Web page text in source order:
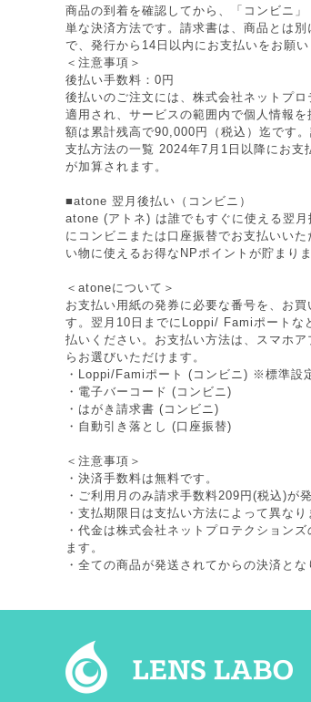
商品の到着を確認してから、「コンビニ
単な決済方法です。請求書は、商品とは
で、発行から14日以内にお支払いをお願い
＜注意事項＞
後払い手数料：0円
後払いのご注文には、株式会社ネットプ
適用され、サービスの範囲内で個人情報
額は累計残高で90,000円（税込）迄です
支払方法の一覧 2024年7月1日以降にお支
が加算されます。
■atone 翌月後払い（コンビニ）
atone (アトネ) は誰でもすぐに使える翌
にコンビニまたは口座振替でお支払いい
い物に使えるお得なNPポイントが貯まりま
＜atoneについて＞
お支払い用紙の発券に必要な番号を、お
す。翌月10日までにLoppi/ Famiポートな
払いください。お支払い方法は、スマホ
らお選びいただけます。
・Loppi/Famiポート (コンビニ) ※標準設
・電子バーコード (コンビニ)
・はがき請求書 (コンビニ)
・自動引き落とし (口座振替)
＜注意事項＞
・決済手数料は無料です。
・ご利用月のみ請求手数料209円(税込)が
・支払期限日は支払い方法によって異なり
・代金は株式会社ネットプロテクションズ
ます。
・全ての商品が発送されてからの決済とな